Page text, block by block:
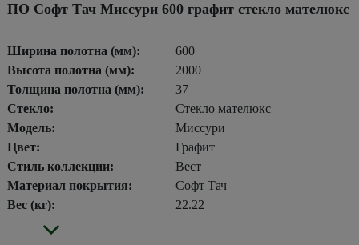
ПО Софт Тач Миссури 600 графит стекло мателюкс
Ширина полотна (мм):
600
Высота полотна (мм):
2000
Толщина полотна (мм):
37
Стекло:
Стекло мателюкс
Модель:
Миссури
Цвет:
Графит
Стиль коллекции:
Вест
Материал покрытия:
Софт Тач
Вес (кг):
22.22